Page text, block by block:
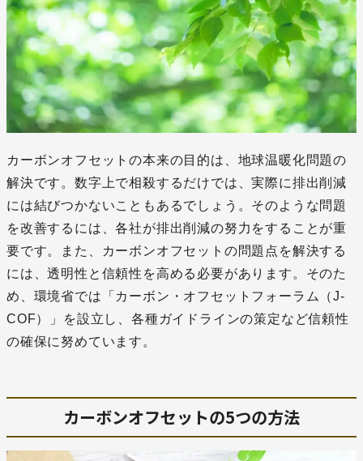
カーボンオフセットの本来の目的は、地球温暖化問題の
解決です。数字上で相殺するだけでは、実際に排出削減
には結びつかないこともあるでしょう。そのような問題
を改善するには、各社が排出削減の努力をすることが重
要です。また、カーボンオフセットの問題点を解決する
には、透明性と信頼性を高める必要があります。そのた
め、環境省では「カーボン・オフセットフォーラム（J-
COF）」を設立し、各種ガイドラインの策定など信頼性
の確保に努めています。
カーボンオフセットの5つの方法